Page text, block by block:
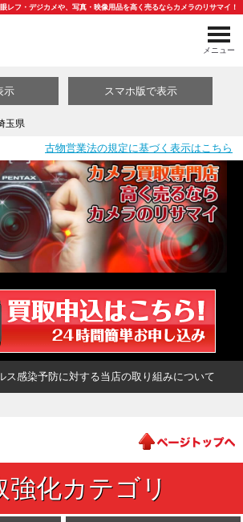
レフ・デジカメや、写真・映像用品を高く売るならカメラのリサマイ！
メニュー
示 スマホ版で表示
玉県
古物営業法の規定に基づく表示はこちら
ス感染予防に対する当店の取り組みについて